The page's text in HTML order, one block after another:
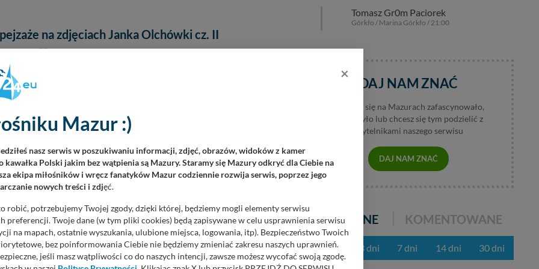
na zdjęciach Janka Olchówki cz. II
2020, odsłon 3471
wiosnę, dłuższe i cieplejsze dni, kontynuujemy prezentację mazurskich
Janka Olchówki. W cyklu Miłośnicy Mazur dotychczas
ponad 1000 zdjęć niezależnych fotografów i zdolnych amatorów.
na zdjęciach Janka Olchówki
4451
obchodzić rocznicę powstania serwisu mazury24.eu. Mimo, że do tego
sporo czasu, za nami jest kilka miesięcy, w których mieliśmy okazję
to teraz brakuje nam na...
- wiosna w lutym na zdjęciach Stanisława
Tomasz Gr0m Paciorek
Górkło / Marina Górkło / 21:00
DAJ NAM ZNAĆ
Jeśli coś się na Mazurach zafascynowało,
wzburzyło lub chcesz się tym podzielić z
czytelnikami naszego serwisu
DAJ NAM ZNAĆ
POPULARNE KOMENTOWANE
z ostatnich 3 dni 7 dni 14 dni 30 dni
×
Mazur :)
nasz serwis w poszukiwaniu informacji, zdjęć, obrazów, widoków z kamer
kawałka Polski jakim bez wątpienia są Mazury. Staramy się Mazury odkryć dla Ciebie na
ekipa miłośników i wręcz fanatyków Mazur codziennie rozwija serwis, poprzez jego
nowych treści i zdjęć.
robić, potrzebujemy Twojej zgody, dzięki której, będziemy mogli elementy serwisu
preferencji. Twoje dane (w tym pliki cookies) będą zapisywane w celu usprawnienia serwisu
na mapach, ostatnie wyszukania, ulubione miejsca, logowania, itp). Bezpieczeństwo Twoich
bez poinformowania Ciebie nie będziemy zmieniać zakresu naszych uprawnień.
jeśli masz wątpliwości co do naszych intencji, zawsze możesz wycofać swoją zgodę.